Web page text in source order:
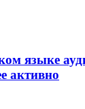
языке
активно